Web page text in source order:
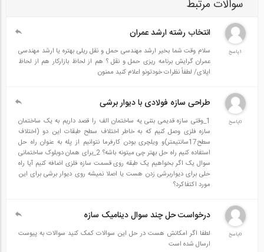
سوالات مرتبط
1پاسخ
انتخاب رشته ارشد عمران
سلام وقت شما بخیر ارشد مهندسی حمل و نقل ریلی بهتره یا ارشد مهندسی
عمران گرایش برنامه ریزی حمل و نقل ؟ هم از لحاظ بازارکار هم از لحاظ
اپلای/ لطفاً نظرات خودتونو اعلام کنید ممنون
0پاسخ
طراحی سازه فولادی با دیوار برشی
1_وقتی سازه قدیمی بتنی یه ساختمان الف را قصد داریم به یک ساختمان
سازه فلزی وصل کنیم که به خاطر اختلاف سطح طبقات این دو (اختلاف
سطح17سانتیمتر)و ویلچری بودن کارفرما نتوانیم از پله به عنوان راه حل
استفاده کنیم راه حل بهتر چی میتونه باشه؟ 2_برای همان دوبلوک ساختمانی
سوال یک اگر بخواهیم یک طبقه روی قسمت سازه فلزی اضافه کنیم آیا راه
حلی برای دیواربرشی زدن هست یا اصلا نمیشه روی دیوار برشی برای این
مورد اکتفاکرد؟
0پاسخ
درخواست حل چند سوال دینامیک سازه
لطفا اگر امکانش هست در حل این سوالات کمک کنید سوالات به پیوست
ارسال شده است